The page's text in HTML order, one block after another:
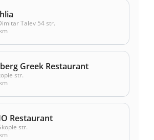
Talev 54 str.
Greek Restaurant
str.
Restaurant
str.